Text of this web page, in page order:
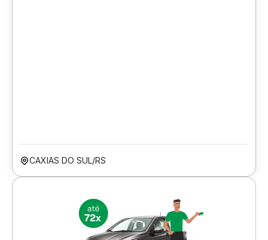
CAXIAS DO SUL/RS